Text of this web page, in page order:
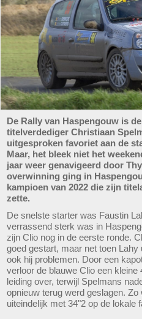
De Rally van Haspengouw is
titelverdediger Christiaan
uitgesproken favoriet aan de
Maar, het bleek niet het
jaar weer genavigeerd door
overwinning ging in
kampioen van 2022 die zijn
zette.
De snelste starter was Faustin
verrassend sterk was in
zijn Clio nog in de eerste ronde.
goed gestart, maar net toen
ook hij problemen. Door een
verloor de blauwe Clio een kleine
leiding over, terwijl Spelmans
opnieuw terug werd geslagen.
uiteindelijk met 34"2 op de lokale